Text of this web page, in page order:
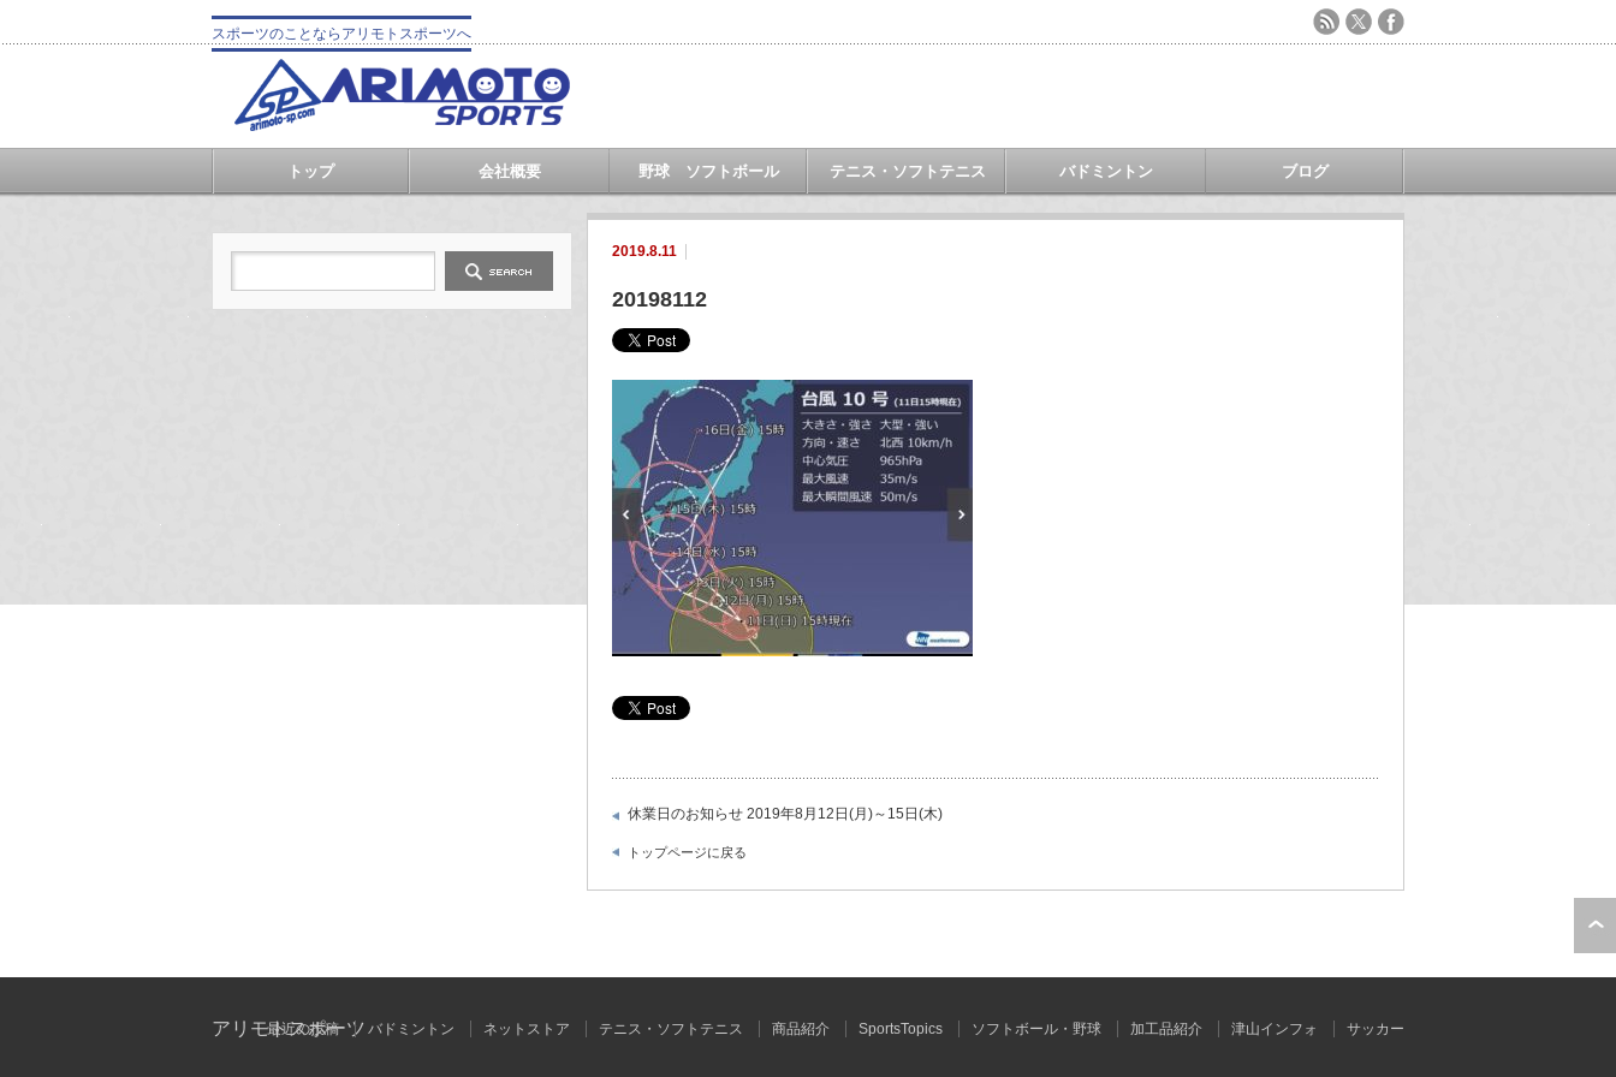
スポーツのことならアリモトスポーツへ
トップ 会社概要 野球 ソフトボール テニス・ソフトテニス バドミントン ブログ
2019.8.11
20198112
休業日のお知らせ 2019年8月12日(月)～15日(木)
トップページに戻る
アリモトスポーツ
最近の投稿 バドミントン ネットストア テニス・ソフトテニス 商品紹介 SportsTopics ソフトボール・野球 加工品紹介 津山インフォ サッカー